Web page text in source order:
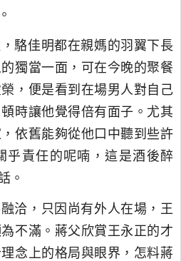
駱佳明都在親媽的羽翼下長
獨當一面，可在今晚的聚餐
，便是看到在場男人對自己
時讓他覺得倍有面子。尤其
依舊能夠從他口中聽到些許
乎責任的呢喃，這是酒後醉
。
洽，只因尚有外人在場，王
不滿。蔣父欣賞王永正的才
念上的格局與眼界，怎料蔣